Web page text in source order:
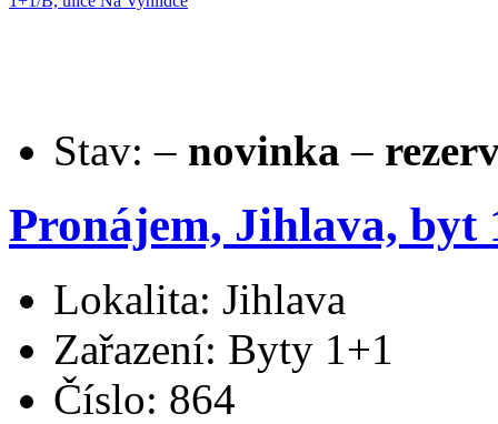
Stav: – novinka –
Pronájem, Jihlava, byt
Lokalita: Jihlava
Zařazení: Byty 1+1
Číslo: 864